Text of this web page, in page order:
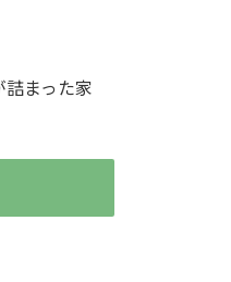
詰まった家